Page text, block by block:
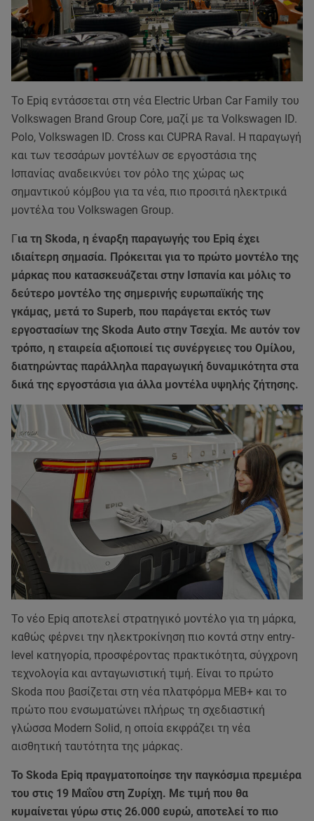
Το Epiq εντάσσεται στη νέα Electric Urban Car Family του
Volkswagen Brand Group Core, μαζί με τα Volkswagen ID.
Polo, Volkswagen ID. Cross και CUPRA Raval. Η παραγωγή
και των τεσσάρων μοντέλων σε εργοστάσια της
Ισπανίας αναδεικνύει τον ρόλο της χώρας ως
σημαντικού κόμβου για τα νέα, πιο προσιτά ηλεκτρικά
μοντέλα του Volkswagen Group.
Για τη Skoda, η έναρξη παραγωγής του Epiq έχει
ιδιαίτερη σημασία. Πρόκειται για το πρώτο μοντέλο της
μάρκας που κατασκευάζεται στην Ισπανία και μόλις το
δεύτερο μοντέλο της σημερινής ευρωπαϊκής της
γκάμας, μετά το Superb, που παράγεται εκτός των
εργοστασίων της Skoda Auto στην Τσεχία. Με αυτόν τον
τρόπο, η εταιρεία αξιοποιεί τις συνέργειες του Ομίλου,
διατηρώντας παράλληλα παραγωγική δυναμικότητα στα
δικά της εργοστάσια για άλλα μοντέλα υψηλής ζήτησης.
Το νέο Epiq αποτελεί στρατηγικό μοντέλο για τη μάρκα,
καθώς φέρνει την ηλεκτροκίνηση πιο κοντά στην entry-
level κατηγορία, προσφέροντας πρακτικότητα, σύγχρονη
τεχνολογία και ανταγωνιστική τιμή. Είναι το πρώτο
Skoda που βασίζεται στη νέα πλατφόρμα MEB+ και το
πρώτο που ενσωματώνει πλήρως τη σχεδιαστική
γλώσσα Modern Solid, η οποία εκφράζει τη νέα
αισθητική ταυτότητα της μάρκας.
Το Skoda Epiq πραγματοποίησε την παγκόσμια πρεμιέρα
του στις 19 Μαΐου στη Ζυρίχη. Με τιμή που θα
κυμαίνεται γύρω στις 26.000 ευρώ, αποτελεί το πιο